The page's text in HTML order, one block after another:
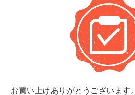
お買い上げありがとうございます。